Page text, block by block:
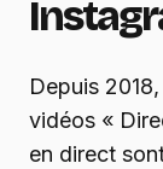
Depuis
vidéos «
en direct